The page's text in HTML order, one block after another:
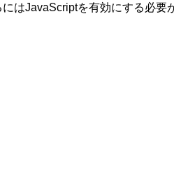
はJavaScriptを有効にする必要